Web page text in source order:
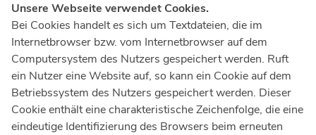
Notruf112
Ärztlicher Notdienst116 117
Giftnotrufzentrale
Tel: +49 22819240
Notfallzentrum Bonn
Unsere Webseite verwendet Cookies.
Bei Cookies handelt es sich um Textdateien, die im
Internetbrowser bzw. vom Internetbrowser auf dem
Computersystem des Nutzers gespeichert werden. Ruft
ein Nutzer eine Website auf, so kann ein Cookie auf dem
Betriebssystem des Nutzers gespeichert werden. Dieser
Cookie enthält eine charakteristische Zeichenfolge, die eine
eindeutige Identifizierung des Browsers beim erneuten